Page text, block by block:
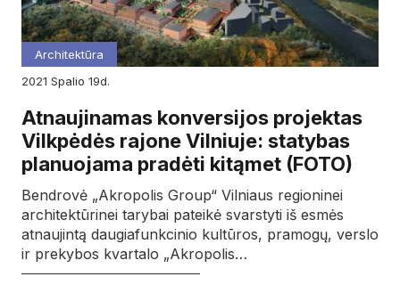
Architektūra
2021
spalio 19d.
Atnaujinamas konversijos projektas
Vilkpėdės rajone Vilniuje: statybas
planuojama pradėti kitąmet (FOTO)
Bendrovė „Akropolis Group“ Vilniaus regioninei
architektūrinei tarybai pateikė svarstyti iš esmės
atnaujintą daugiafunkcinio kultūros, pramogų, verslo
ir prekybos kvartalo „Akropolis…